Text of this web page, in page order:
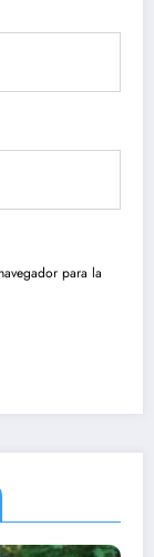
para la